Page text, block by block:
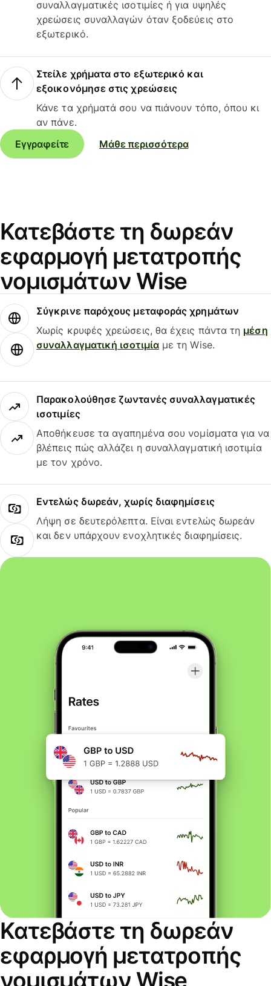
συναλλαγματικές ισοτιμίες ή για υψηλές
χρεώσεις συναλλαγών όταν ξοδεύεις στο
εξωτερικό.
Στείλε χρήματα στο εξωτερικό και
εξοικονόμησε στις χρεώσεις
Κάνε τα χρήματά σου να πιάνουν τόπο, όπου κι
αν πάνε.
Εγγραφείτε
Μάθε περισσότερα
Κατεβάστε τη δωρεάν
εφαρμογή μετατροπής
νομισμάτων Wise
Σύγκρινε παρόχους μεταφοράς χρημάτων
Χωρίς κρυφές χρεώσεις, θα έχεις πάντα τη μέση
συναλλαγματική ισοτιμίαμε τη Wise.
Παρακολούθησε ζωντανές συναλλαγματικές
ισοτιμίες
Αποθήκευσε τα αγαπημένα σου νομίσματα για να
βλέπεις πώς αλλάζει η συναλλαγματική ισοτιμία
με τον χρόνο.
Εντελώς δωρεάν, χωρίς διαφημίσεις
Λήψη σε δευτερόλεπτα. Είναι εντελώς δωρεάν
και δεν υπάρχουν ενοχλητικές διαφημίσεις.
Κατεβάστε τη δωρεάν
εφαρμογή μετατροπής
νομισμάτων Wise